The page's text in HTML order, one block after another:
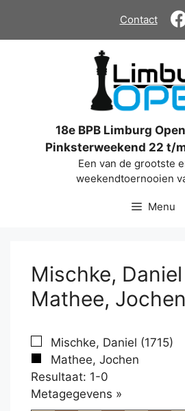
de
Contact
18e BPB Limburg
Pinksterweekend 22 t/
Een van de grootste
weekendtoernooien
Menu
Mischke,
Mathee, Jochen
Mischke, Daniel (1715)
Mathee, Jochen
Resultaat: 1-0
Metagegevens »